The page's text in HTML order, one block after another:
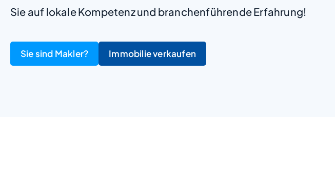
Sie auf lokale Kompetenz und branchenführende Erfahrung!
Sie sind Makler? Immobilie verkaufen